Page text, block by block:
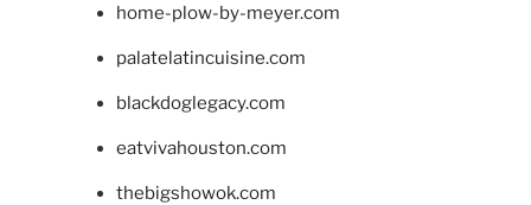
home-plow-by-meyer.com
palatelatincuisine.com
blackdoglegacy.com
eatvivahouston.com
thebigshowok.com